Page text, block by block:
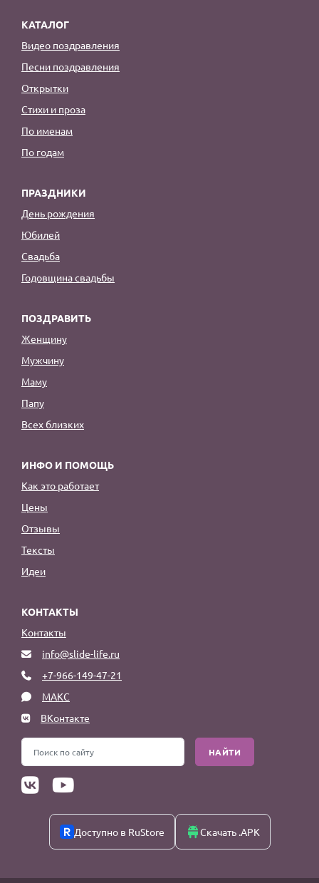
КАТАЛОГ
Видео поздравления
Песни поздравления
Открытки
Стихи и проза
По именам
По годам
ПРАЗДНИКИ
День рождения
Юбилей
Свадьба
Годовщина свадьбы
ПОЗДРАВИТЬ
Женщину
Мужчину
Маму
Папу
Всех близких
ИНФО И ПОМОЩЬ
Как это работает
Цены
Отзывы
Тексты
Идеи
КОНТАКТЫ
Контакты
info@slide-life.ru
+7-966-149-47-21
МАКС
ВКонтакте
НАЙТИ
Доступно в RuStore Скачать .APK